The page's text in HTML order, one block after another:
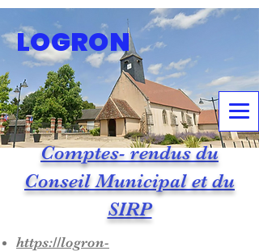
LOGRON
Comptes- rendus du
Conseil Municipal et du
SIRP
https://logron-